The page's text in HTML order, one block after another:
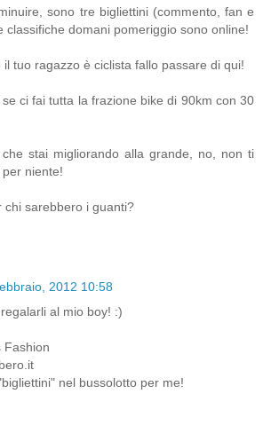
sono tre bigliettini (commento, fan e
classifiche domani pomeriggio sono online!
il tuo ragazzo è ciclista fallo passare di qui!
ci fai tutta la frazione bike di 90km con 30
stai migliorando alla grande, no, non ti
niente!
chi sarebbero i guanti?
2012 10:58
al mio boy! :)
Fashion
nel bussolotto per me!